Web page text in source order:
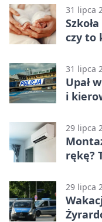
31 lipca
czy to
31 lipca
Upał
i
29 lipca
rękę?
29 lipca